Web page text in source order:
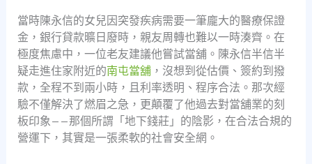
當時陳永信的女兒因突發疾病需要一筆龐大的醫療保證
金，銀行貸款曠日廢時，親友周轉也難以一時湊齊。在
極度焦慮中，一位老友建議他嘗試當舖。陳永信半信半
疑走進住家附近的南屯當舖，沒想到從估價、簽約到撥
款，全程不到兩小時，且利率透明、程序合法。那次經
驗不僅解決了燃眉之急，更顛覆了他過去對當舖業的刻
板印象——那個所謂「地下錢莊」的陰影，在合法合規的
營運下，其實是一張柔軟的社會安全網。